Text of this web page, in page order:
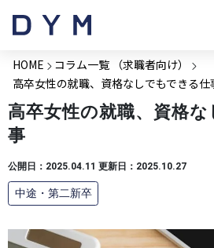
HOME
コラム一覧 （求職者向け）
高卒女性の就職、資格なしでもできる仕
高卒女性の就職、資格
事
公開日：2025.04.11 更新日：2025.10.27
中途・第二新卒